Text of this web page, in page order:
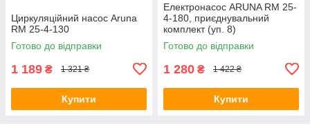
Циркуляційний насос Aruna
RM 25-4-130
Готово до відправки
1 189 ₴ 1 321 ₴
Купити
Електронасос ARUNA RM 25-
4-180, приєднувальний
комплект (уп. 8)
Готово до відправки
1 280 ₴ 1 422 ₴
Купити